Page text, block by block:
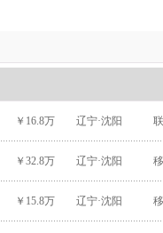
￥16.8万 辽宁·沈阳
￥32.8万 辽宁·沈阳
￥15.8万 辽宁·沈阳